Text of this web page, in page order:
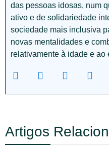
das pessoas idosas, num
ativo e de solidariedade
sociedade mais inclusiva
novas mentalidades e
relativamente à idade e ao
Artigos